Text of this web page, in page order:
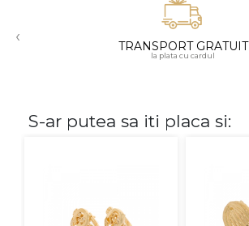
18K
‹ TRANSPORT GRATUIT
la plata cu cardul
S-ar putea sa iti placa si: